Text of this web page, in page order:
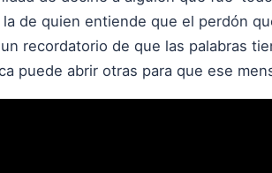
de quien entiende que el perdón
recordatorio de que las palabras
puede abrir otras para que ese